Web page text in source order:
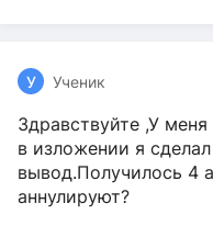
У Ученик
Здравствуйте ,У
в изложении я
вывод.Получилось 4
аннулируют?